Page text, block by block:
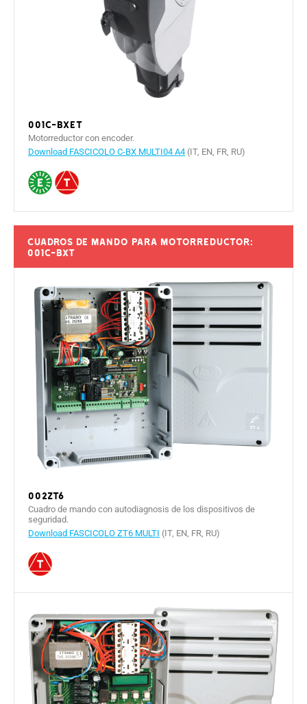
001C-BXET
Motorreductor con encoder.
Download FASCICOLO C-BX MULTI04 A4 (IT, EN, FR, RU)
Cuadros de mando para motorreductor:
001C-BXT
002ZT6
Cuadro de mando con autodiagnosis de los dispositivos de
seguridad.
Download FASCICOLO ZT6 MULTI (IT, EN, FR, RU)